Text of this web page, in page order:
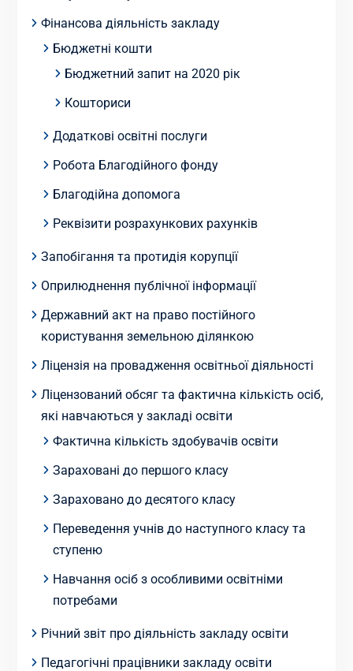
Фінансова діяльність закладу
Бюджетні кошти
Бюджетний запит на 2020 рік
Кошториси
Додаткові освітні послуги
Робота Благодійного фонду
Благодійна допомога
Реквізити розрахункових рахунків
Запобігання та протидія корупції
Оприлюднення публічної інформації
Державний акт на право постійного
користування земельною ділянкою
Ліцензія на провадження освітньої діяльності
Ліцензований обсяг та фактична кількість осіб,
які навчаються у закладі освіти
Фактична кількість здобувачів освіти
Зараховані до першого класу
Зараховано до десятого класу
Переведення учнів до наступного класу та
ступеню
Навчання осіб з особливими освітніми
потребами
Річний звіт про діяльність закладу освіти
Педагогічні працівники закладу освіти